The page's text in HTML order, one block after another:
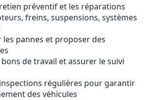
préventif et les réparations
freins, suspensions, systèmes
pannes et proposer des
de travail et assurer le suivi
régulières pour garantir
des véhicules